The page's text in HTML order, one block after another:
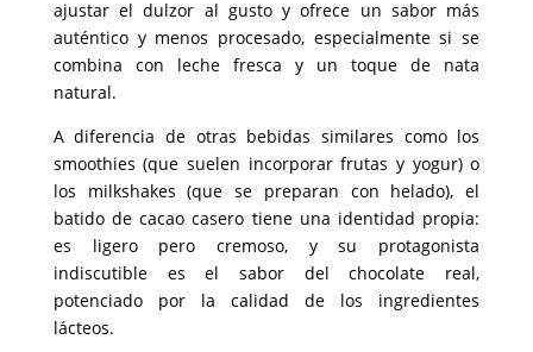
ajustar el dulzor al gusto y ofrece un sabor más
auténtico y menos procesado, especialmente si se
combina con leche fresca y un toque de nata
natural.
A diferencia de otras bebidas similares como los
smoothies (que suelen incorporar frutas y yogur) o
los milkshakes (que se preparan con helado), el
batido de cacao casero tiene una identidad propia:
es ligero pero cremoso, y su protagonista
indiscutible es el sabor del chocolate real,
potenciado por la calidad de los ingredientes
lácteos.